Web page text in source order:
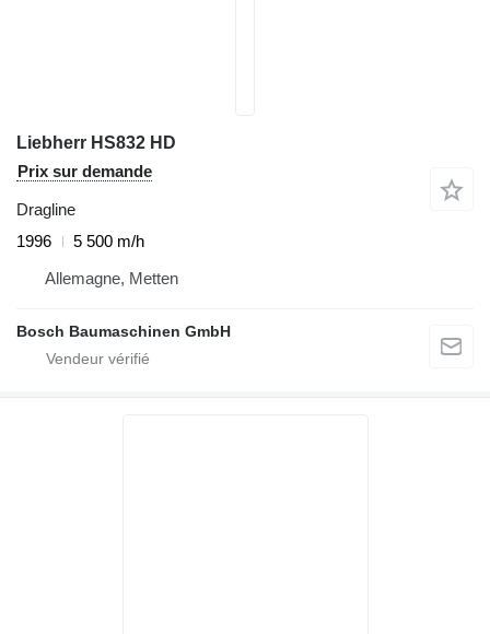
Liebherr HS832 HD
Prix sur demande
Dragline
1996
5 500 m/h
Allemagne, Metten
Bosch Baumaschinen GmbH